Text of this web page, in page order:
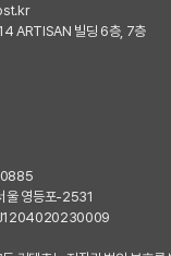
ARTISAN 빌딩 6층, 7층
울 영등포-2531
J1204020230009